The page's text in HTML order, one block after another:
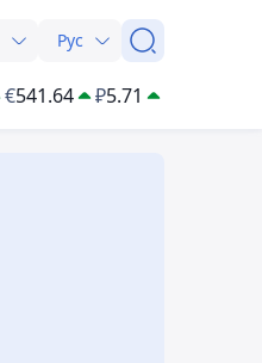
Рус
€541.64 ₽5.71